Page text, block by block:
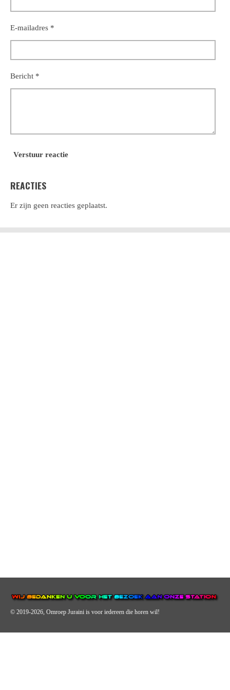
E-mailadres *
Bericht *
Verstuur reactie
REACTIES
Er zijn geen reacties geplaatst.
© 2019-2026, Omroep Juraini is voor iedereen die horen wil!